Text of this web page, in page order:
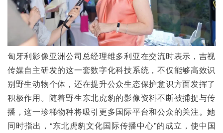
匈牙利影像亚洲公司总经理维多利亚在交流时表示，吉视
传媒自主研发的这一套数字化科技系统，不仅能够高效识
别野生动物个体，还在提升公众生态保护意识方面发挥了
积极作用。随着野生东北虎豹的影像资料不断被捕捉与传
播，这一珍稀物种将吸引更多国际平台和公众的关注。她
同时指出，“东北虎豹文化国际传播中心”的成立，使中国